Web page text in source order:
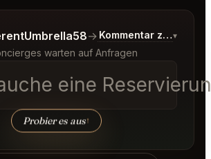
→ Kommentar zu den
▾
warten auf Anfragen
eine
Probier es aus↑
etwas genauer, was du möchtest.